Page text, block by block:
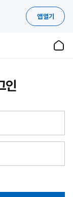
앱 열기
인